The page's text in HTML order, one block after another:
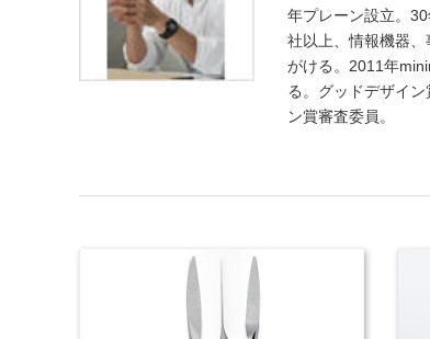
年プレーン設立。
社以上、情報機器
がける。2011年
る。グッドデザイ
ン賞審査委員。